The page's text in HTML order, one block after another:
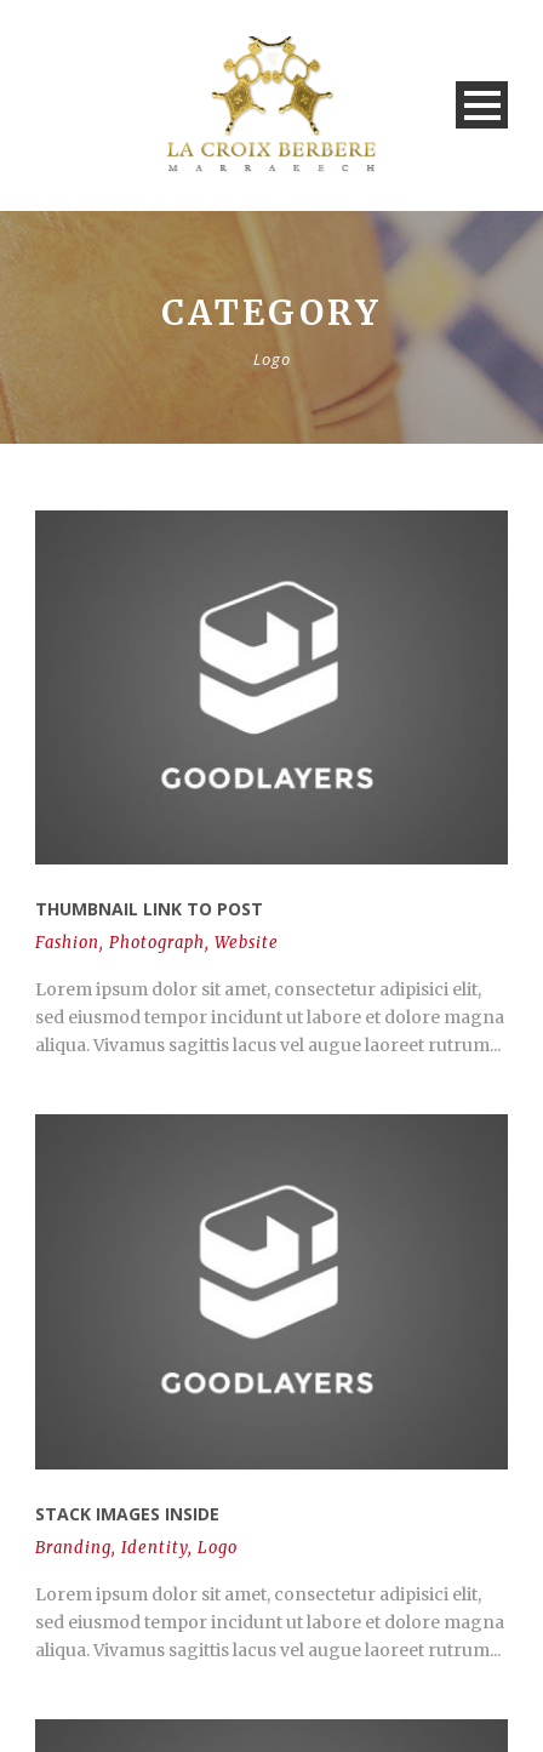
CATEGORY
Logo
THUMBNAIL LINK TO POST
Fashion, Photograph, Website
Lorem ipsum dolor sit amet, consectetur adipisici elit,
sed eiusmod tempor incidunt ut labore et dolore magna
aliqua. Vivamus sagittis lacus vel augue laoreet rutrum...
STACK IMAGES INSIDE
Branding, Identity, Logo
Lorem ipsum dolor sit amet, consectetur adipisici elit,
sed eiusmod tempor incidunt ut labore et dolore magna
aliqua. Vivamus sagittis lacus vel augue laoreet rutrum...